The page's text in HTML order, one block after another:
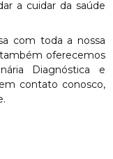
a cuidar da saúde
com toda a nossa
oferecemos
Diagnóstica e
contato conosco,